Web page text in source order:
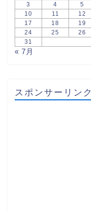
3
4 5
10
11 12
17
18 19
24
25 26
31
« 7月
スポンサーリンク